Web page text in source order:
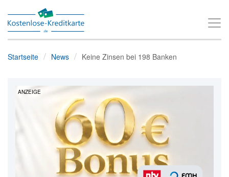
T
o
Startseite News Keine Zinsen bei 198 Banken
ANZEIGE